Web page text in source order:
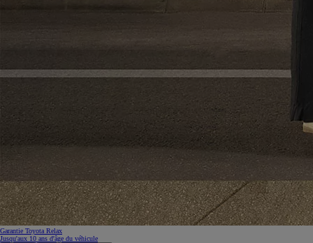
Garantie Toyota Relax
Jusqu'aux 10 ans d'âge du véhicule